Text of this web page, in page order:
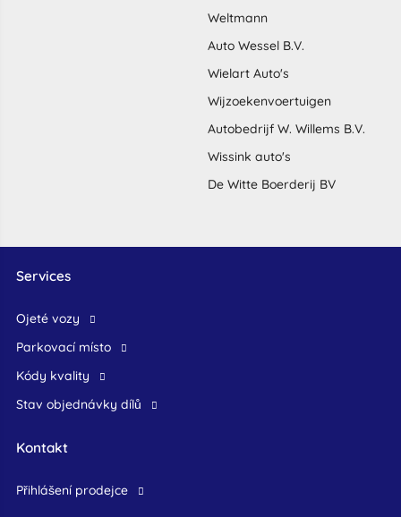
Weltmann
Auto Wessel B.V.
Wielart Auto's
Wijzoekenvoertuigen
Autobedrijf W. Willems B.V.
Wissink auto's
De Witte Boerderij BV
Services
ojeté vozy
Parkovací místo
Kódy kvality
Stav objednávky dílů
Kontakt
přihlášení prodejce